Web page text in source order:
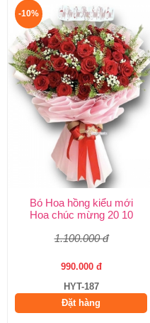
-10%
Bó Hoa hồng kiểu mới
Hoa chúc mừng 20 10
1.100.000 đ
990.000 đ
HYT-187
Đặt hàng